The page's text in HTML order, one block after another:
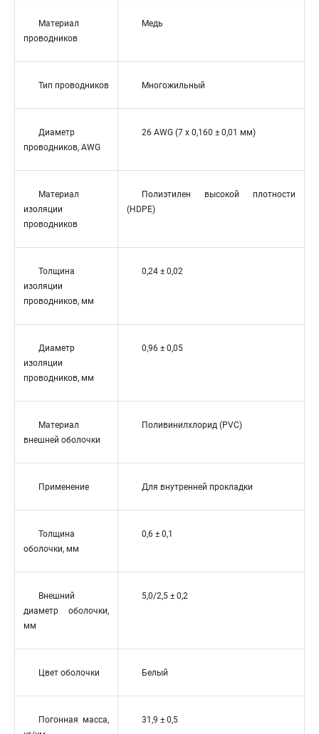
Материал
проводников
Медь
Тип проводников Многожильный
Диаметр
проводников, AWG
26 AWG (7 x 0,160 ± 0,01 мм)
Материал
изоляции
проводников
Полиэтилен высокой плотности
(HDPE)
Толщина
изоляции
проводников, мм
0,24 ± 0,02
Диаметр
изоляции
проводников, мм
0,96 ± 0,05
Материал
внешней оболочки
Поливинилхлорид (PVC)
Применение Для внутренней прокладки
Толщина
оболочки, мм
0,6 ± 0,1
Внешний
диаметр оболочки,
мм
5,0/2,5 ± 0,2
Цвет оболочки Белый
Погонная масса,
31,9 ± 0,5